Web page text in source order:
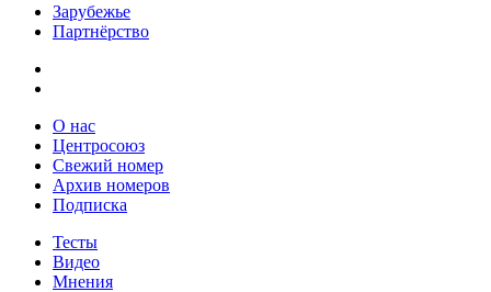
Зарубежье
Партнёрство
О нас
Центросоюз
Свежий номер
Архив номеров
Подписка
Тесты
Видео
Мнения